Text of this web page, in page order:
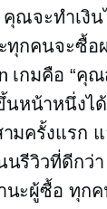
คุณจะทำเงิ
ทุกคนจะซื้
เกมคือ “คุ
น้าหนึ่งได้
มครั้งแรก
นรีวิวที่ดีกว่
นะผู้ซื้อ ทุก